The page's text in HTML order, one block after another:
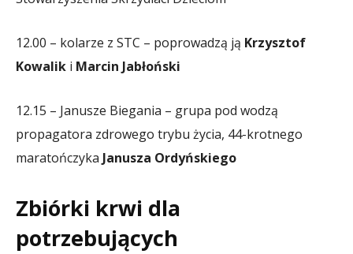
12.00 – kolarze z STC – poprowadzą ją Krzysztof
Kowalik i Marcin Jabłoński
12.15 – Janusze Biegania – grupa pod wodzą
propagatora zdrowego trybu życia, 44-krotnego
maratończyka Janusza Ordyńskiego
Zbiórki krwi dla
potrzebujących